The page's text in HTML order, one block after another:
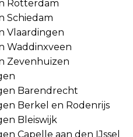
Rotterdam
Schiedam
Vlaardingen
Waddinxveen
Zevenhuizen
Barendrecht
Berkel en Rodenrijs
Bleiswijk
Capelle aan den IJssel